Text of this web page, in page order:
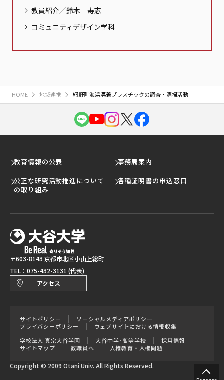
教員紹介／鈴木 寿志
コミュニティデザイン学科
HOME 地域連携 網野町海浜漂着プラスチックの調査・清掃活動
教育情報の公表
事務局案内
公正な研究活動推進について
の取り組み
各種証明書の申込窓口
〒603-8143 京都市北区小山上総町
TEL： 075-432-3131 (代表)
アクセス
サイトポリシー
ソーシャルメディアポリシー
プライバシーポリシー
ウェブサイトにおける情報収集
学校法人 真宗大谷学園
大谷中学･高等学校
採用情報
サイトマップ
教職員へ 人権教育・人権問題
Copyright © 2009 Otani Univ. All Rights Reserved.